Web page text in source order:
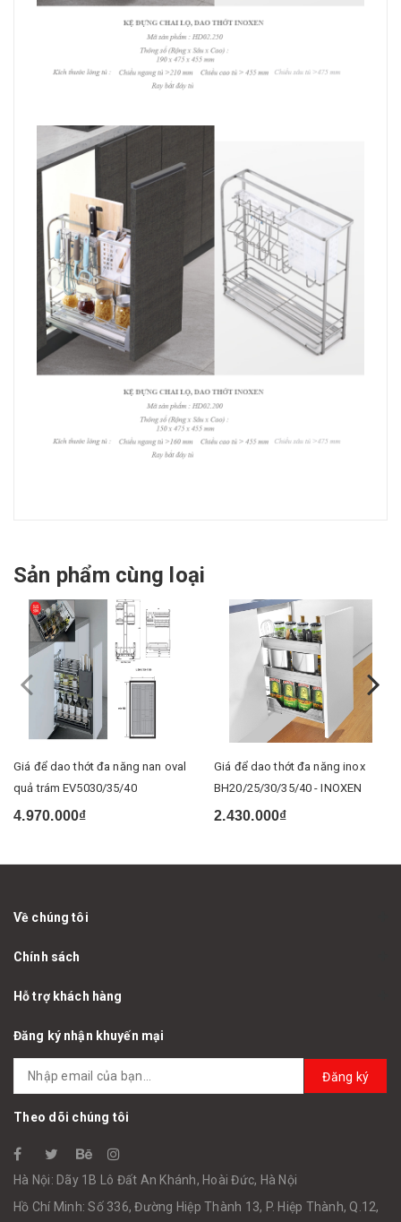
Sản phẩm cùng loại
Giá để dao thớt đa năng nan oval
quả trám EV5030/35/40
4.970.000₫
Giá để dao thớt đa năng inox
BH20/25/30/35/40 - INOXEN
2.430.000₫
Về chúng tôi
Chính sách
Hỗ trợ khách hàng
Đăng ký nhận khuyến mại
Đăng ký
Theo dõi chúng tôi
Hà Nội: Dãy 1B Lô Đất An Khánh, Hoài Đức, Hà Nội
Hồ Chí Minh: Số 336, Đường Hiệp Thành 13, P. Hiệp Thành, Q.12,